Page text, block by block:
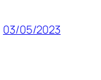
03/05/2023